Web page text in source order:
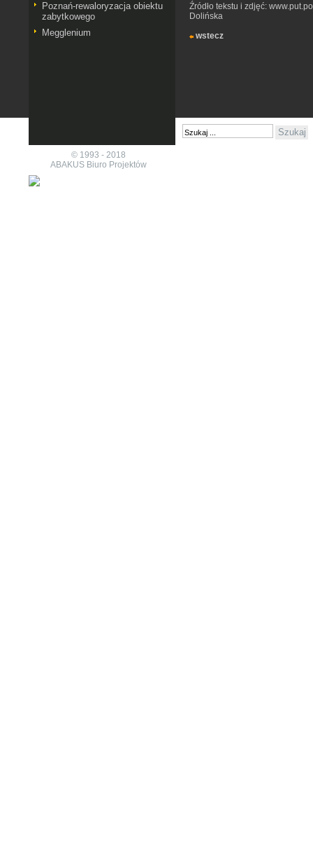
Poznań-rewaloryzacja obiektu
zabytkowego
Megglenium
Źródło tekstu i zdjęć:
Dolińska
wstecz
© 1993 - 2018
ABAKUS Biuro Projektów